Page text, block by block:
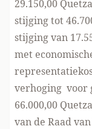
29.150,00
stijging tot
stijging van
met
verhoging voor
66.000,00
van de Raad